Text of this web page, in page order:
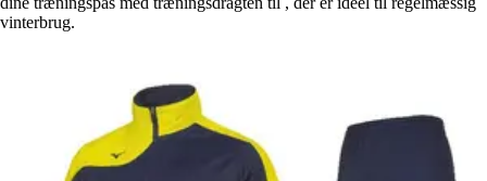
vinterbrug.